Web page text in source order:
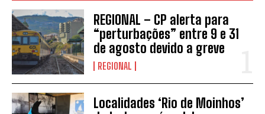
REGIONAL – CP alerta para
“perturbações” entre 9 e 31
de agosto devido a greve
REGIONAL
Localidades ‘Rio de Moinhos’